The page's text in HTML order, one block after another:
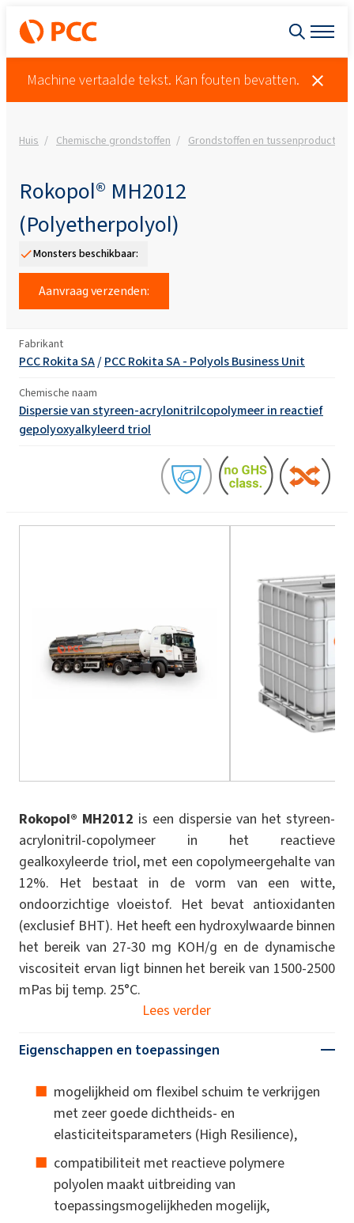
Machine vertaalde tekst. Kan fouten bevatten.
Huis Chemische grondstoffen Grondstoffen en tussenproducten
Rokopol® MH2012
(Polyetherpolyol)
Monsters beschikbaar:
Aanvraag verzenden:
Fabrikant
PCC Rokita SA/PCC Rokita SA - Polyols Business Unit
Chemische naam
Dispersie van styreen-acrylonitrilcopolymeer in reactief
gepolyoxyalkyleerd triol
Rokopol® MH2012 is een dispersie van het styreen-
acrylonitril-copolymeer in het reactieve
gealkoxyleerde triol, met een copolymeergehalte van
12%. Het bestaat in de vorm van een witte,
ondoorzichtige vloeistof. Het bevat antioxidanten
(exclusief BHT). Het heeft een hydroxylwaarde binnen
het bereik van 27-30 mg KOH/g en de dynamische
viscositeit ervan ligt binnen het bereik van 1500-2500
mPas bij temp. 25°C.
Lees verder
Eigenschappen en toepassingen
mogelijkheid om flexibel schuim te verkrijgen
met zeer goede dichtheids- en
elasticiteitsparameters (High Resilience),
compatibiliteit met reactieve polymere
polyolen maakt uitbreiding van
toepassingsmogelijkheden mogelijk,